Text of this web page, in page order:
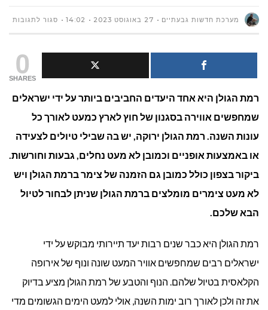
מערכת חדשות גבעתיים 27 באוגוסט 2023 14:02 סגור לתגובותעל
0
SHARES
רמת הגולן היא אחד היעדים החביבים ביותר על ידי ישראלים
שמחפשים אווירה בסגנון של חוץ לארץ כמעט לאורך כל
עונות השנה. רמת הגולן ירוקה, יש בה שבילי טיולים לצעידה
או באמצעות אופניים וכמובן לא מעט נחלים, גבעות וחורשות.
ביקור בצפון כולל כמובן גם הזמנה של צימר ברמת הגולן ויש
לא מעט צימרים מומלצים ברמת הגולן שניתן לבחור לטיול
הבא שלכם.
רמת הגולן היא כבר שנים רבות יעד תיירותי מבוקש על ידי
ישראלים רבים שמחפשים אוויר המעט שונה ונוף של אירופה
הקלאסית בטיול שלהם. הנוף והטבע של רמת הגולן מציע בדיוק
את זה ולכן לאורך רוב ימות השנה, אולי למעט הימים הגשומים מדי